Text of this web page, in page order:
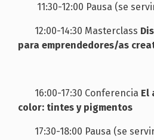
11:30-12:00 Pausa (se
12:00-14:30 Masterclass
para emprendedores/as
16:00-17:30 Conferencia El
color: tintes y pigmentos
17:30-18:00 Pausa (se